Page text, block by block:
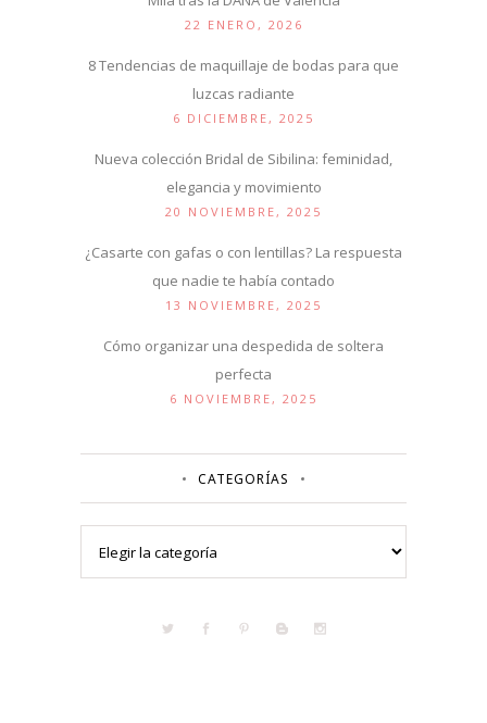
22 ENERO, 2026
8 Tendencias de maquillaje de bodas para que
luzcas radiante
6 DICIEMBRE, 2025
Nueva colección Bridal de Sibilina: feminidad,
elegancia y movimiento
20 NOVIEMBRE, 2025
¿Casarte con gafas o con lentillas? La respuesta
que nadie te había contado
13 NOVIEMBRE, 2025
Cómo organizar una despedida de soltera
perfecta
6 NOVIEMBRE, 2025
CATEGORÍAS